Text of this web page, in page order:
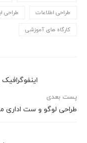
طراحی اطلاعات طراحی
کارگاه های آموزشی
پست بعدی
طراحی لوگو و ست اداری